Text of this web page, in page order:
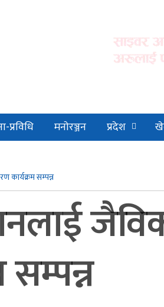
प्रविधि मनाेरञ्जन प्रदेश
कार्यक्रम सम्पन्न